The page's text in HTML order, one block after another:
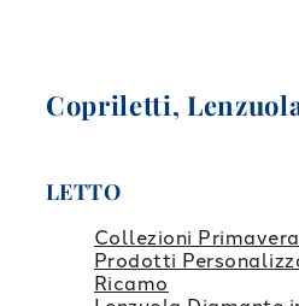
Copriletti,
LETTO
Collezioni
Prodotti
Ricamo